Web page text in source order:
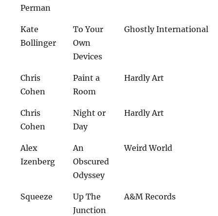
Perman
Kate
Bollinger
To Your
Own
Devices
Ghostly International
Chris
Cohen
Paint a
Room
Hardly Art
Chris
Cohen
Night or
Day
Hardly Art
Alex
Izenberg
An
Obscured
Odyssey
Weird World
Squeeze
Up The
Junction
A&M Records